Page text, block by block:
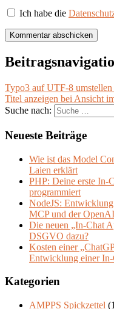
Ich habe die
Typo3 auf UTF-8
Titel anzeigen bei Ansicht
Suche nach:
Neueste Beiträge
Wie ist das Model
Laien erklärt
PHP: Deine erste In-
programmiert
NodeJS:
MCP und der
Die neuen „In-Chat
DSGVO dazu?
Kosten einer
Entwicklung einer
Kategorien
AMPPS Spickzettel